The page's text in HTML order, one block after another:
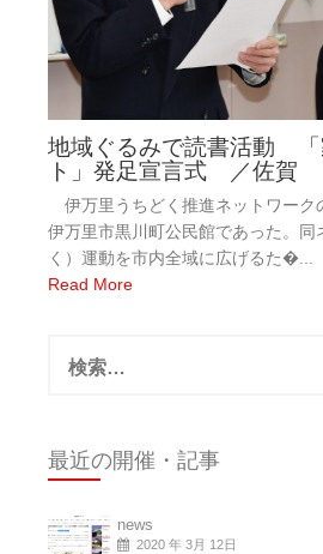
地域ぐるみで読書活動 「
ト」発足宣言式 ／佐賀
伊万里うちどく推進ネットワーク
伊万里市黒川町公民館であった。同
く）運動を市内全域に広げるた�...
Read More
索:
最近の開催・記事
news
2020 年 3月 12日